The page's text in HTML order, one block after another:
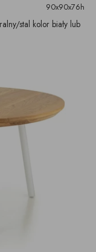
90x90x76h
stal kolor biały lub